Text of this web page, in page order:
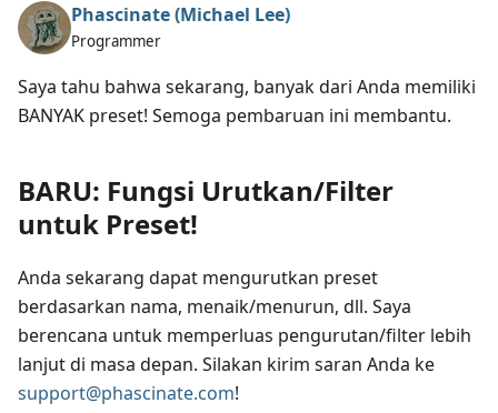
Phascinate (Michael Lee)
Programmer
Saya tahu bahwa sekarang, banyak dari Anda memiliki
BANYAK preset! Semoga pembaruan ini membantu.
BARU: Fungsi Urutkan/Filter
untuk Preset!
Anda sekarang dapat mengurutkan preset
berdasarkan nama, menaik/menurun, dll. Saya
berencana untuk memperluas pengurutan/filter lebih
lanjut di masa depan. Silakan kirim saran Anda ke
support@phascinate.com!